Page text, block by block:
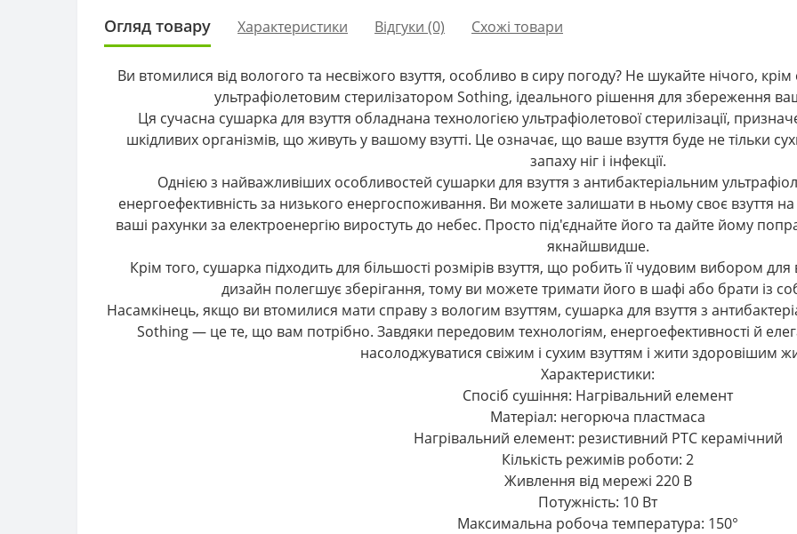
Огляд товару Характеристики Відгуки (0) Схожі товари
Ви втомилися від вологого та несвіжого взуття, особливо в сиру погоду? Не шукайте нічого,
ультрафіолетовим стерилізатором Sothing, ідеального рішення для збереження
Ця сучасна сушарка для взуття обладнана технологією ультрафіолетової стерилізації,
шкідливих організмів, що живуть у вашому взутті. Це означає, що ваше взуття буде не тільки
запаху ніг і інфекції.
Однією з найважливіших особливостей сушарки для взуття з антибактеріальним
енергоефективність за низького енергоспоживання. Ви можете залишати в ньому своє взуття
ваші рахунки за електроенергію виростуть до небес. Просто під'єднайте його та дайте йому
якнайшвидше.
Крім того, сушарка підходить для більшості розмірів взуття, що робить її чудовим вибором
дизайн полегшує зберігання, тому ви можете тримати його в шафі або брати із
Насамкінець, якщо ви втомилися мати справу з вологим взуттям, сушарка для взуття з
Sothing — це те, що вам потрібно. Завдяки передовим технологіям, енергоефективності й
насолоджуватися свіжим і сухим взуттям і жити здоровішим
Характеристики:
Спосіб сушіння: Нагрівальний елемент
Матеріал: негорюча пластмаса
Нагрівальний елемент: резистивний РТС керамічний
Кількість режимів роботи: 2
Живлення від мережі 220 В
Потужність: 10 Вт
Максимальна робоча температура: 150°